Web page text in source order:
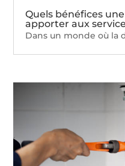
Quels bénéfices
apporter aux
Dans un monde où la